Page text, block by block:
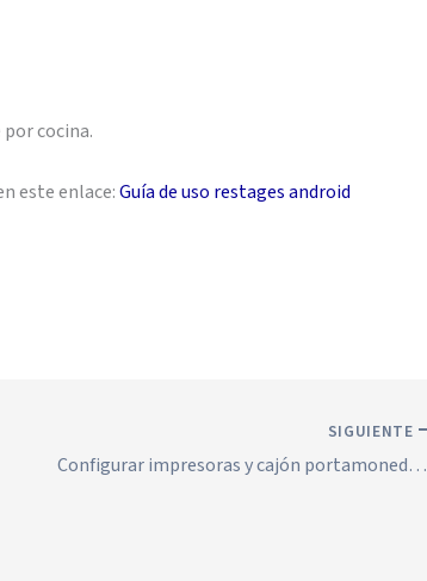
cocina.
este enlace:Guía de uso restages android
SIGUIENTE
Configurar impresoras y cajón portamonedas en Joyesof